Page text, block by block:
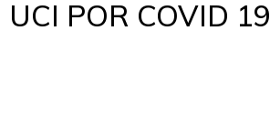
UCI POR COVID 19